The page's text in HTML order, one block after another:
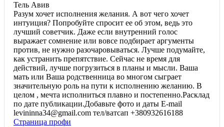
Тель Авив
Разум хочет исполнения желания. А вот чего хочет
интуиция? Попробуйте спросит ее об этом, ведь это
лучший советчик. Даже если внутренний голос
выражает сомнение или вовсе подбирает аргументы
против, не нужно разочаровываться. Лучше подумайте,
как устранить препятствие. Сейчас не время для
действий, лучше погрузиться в планы и мысли. Ваша
мать или Ваша родственница во многом сыграет
значительную роль на пути к исполнению желанию. В
целом , мечта исполниться плавно и постепенно.Расклад
по дате публикации.Добавьте фото и даты E-mail
levininna34@gmail.com тел/ватсап +380932616188
Страница профи